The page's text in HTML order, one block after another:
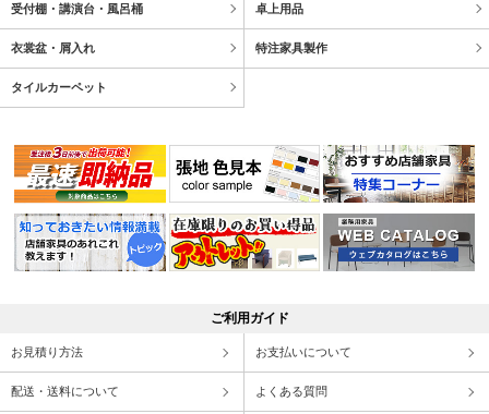
受付棚・講演台・風呂桶 卓上用品
衣裳盆・屑入れ 特注家具製作
タイルカーペット
ご利用ガイド
お見積り方法 お支払いについて
配送・送料について よくある質問